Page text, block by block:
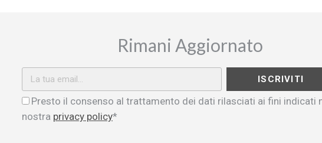
Rimani Aggiornato
Presto il consenso al trattamento dei dati rilasciati ai fini indicati
nostra privacy policy*
ISCRIVITI